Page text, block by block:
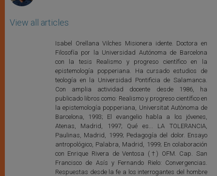
View all articles
Isabel Orellana Vilches Misionera idente. Doctora en
Filosofía por la Universidad Autónoma de Barcelona
con la tesis Realismo y progreso científico en la
epistemología popperiana. Ha cursado estudios de
teología en la Universidad Pontificia de Salamanca.
Con amplia actividad docente desde 1986, ha
publicado libros como: Realismo y progreso científico en
la epistemología popperiana, Universitat Autònoma de
Barcelona, 1993; El evangelio habla a los jóvenes,
Atenas, Madrid, 1997; Qué es... LA TOLERANCIA,
Paulinas, Madrid, 1999; Pedagogía del dolor. Ensayo
antropológico, Palabra, Madrid, 1999; En colaboración
con Enrique Rivera de Ventosa (†) OFM. Cap. San
Francisco de Asís y Fernando Rielo: Convergencias.
Respuestas desde la fe a los interrogantes del hombre